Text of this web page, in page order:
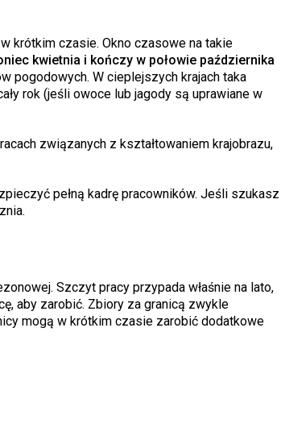
krótkim czasie. Okno czasowe na takie
kwietnia i kończy w połowie października
pogodowych. W cieplejszych krajach taka
rok (jeśli owoce lub jagody są uprawiane w
związanych z kształtowaniem krajobrazu,
pełną kadrę pracowników. Jeśli szukasz
Szczyt pracy przypada właśnie na lato,
aby zarobić. Zbiory za granicą zwykle
mogą w krótkim czasie zarobić dodatkowe